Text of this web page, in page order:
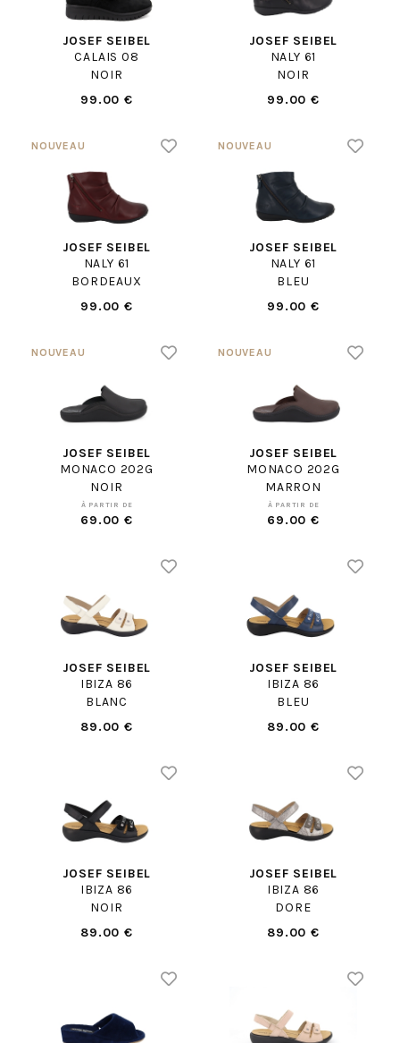
JOSEF SEIBEL
CALAIS 08
NOIR
99.00 €
JOSEF SEIBEL
NALY 61
NOIR
99.00 €
JOSEF SEIBEL
NALY 61
BORDEAUX
99.00 €
JOSEF SEIBEL
NALY 61
BLEU
99.00 €
JOSEF SEIBEL
MONACO 202G
NOIR
À PARTIR DE
69.00 €
JOSEF SEIBEL
MONACO 202G
MARRON
À PARTIR DE
69.00 €
JOSEF SEIBEL
IBIZA 86
BLANC
89.00 €
JOSEF SEIBEL
IBIZA 86
BLEU
89.00 €
JOSEF SEIBEL
IBIZA 86
NOIR
89.00 €
JOSEF SEIBEL
IBIZA 86
DORE
89.00 €